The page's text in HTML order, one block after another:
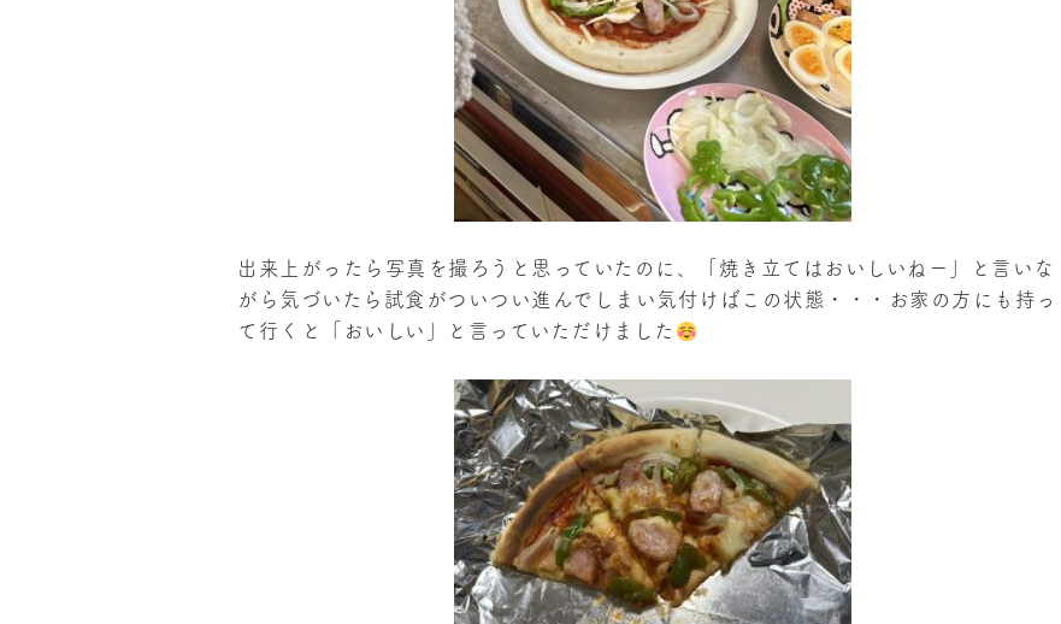
出来上がったら写真を撮ろうと思っていたのに、「焼き立てはおいしいねー」と言いな
がら気づいたら試食がついつい進んでしまい気付けばこの状態・・・お家の方にも持っ
て行くと「おいしい」と言っていただけました